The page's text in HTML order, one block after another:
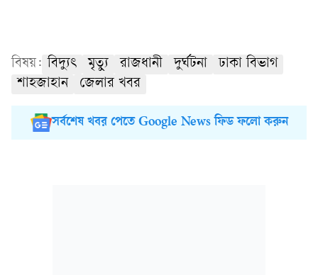
বিষয়: বিদ্যুৎ মৃত্যু রাজধানী দুর্ঘটনা
ঢাকা বিভাগ
শাহজাহান
জেলার খবর
সর্বশেষ খবর পেতে Google News ফিড ফলো করুন